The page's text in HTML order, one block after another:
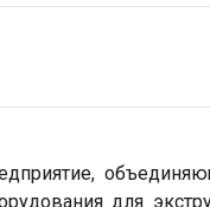
для